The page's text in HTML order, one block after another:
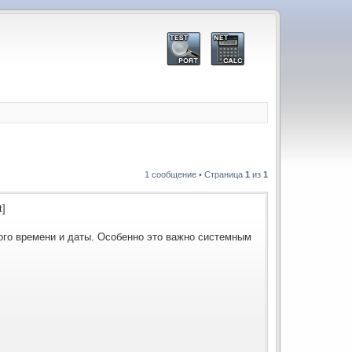
1 сообщение • Страница 1 из 1
времени и даты. Особенно это важно системным